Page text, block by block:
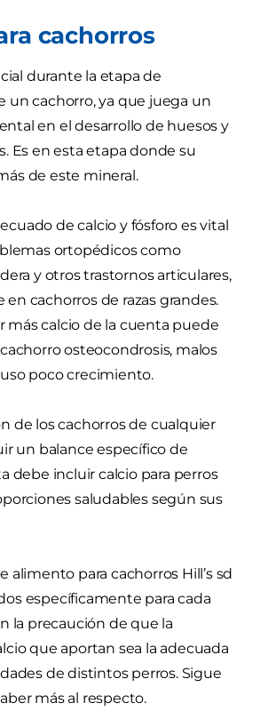
cachorros
durante la etapa de
un cachorro, ya que juega un
en el desarrollo de huesos y
Es en esta etapa donde su
de este mineral.
de calcio y fósforo es vital
ortopédicos como
y otros trastornos articulares,
cachorros de razas grandes.
más calcio de la cuenta puede
osteocondrosis, malos
poco crecimiento.
de los cachorros de cualquier
un balance específico de
debe incluir calcio para perros
saludables según sus
alimento para cachorros Hill’s sd
específicamente para cada
la precaución de que la
que aportan sea la adecuada
de distintos perros. Sigue
más al respecto.